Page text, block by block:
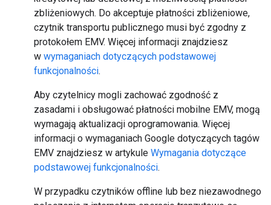
zbliżeniowych. Do akceptuje płatności zbliżeniowe,
czytnik transportu publicznego musi być zgodny z
protokołem EMV. Więcej informacji znajdziesz
w wymaganiach dotyczących podstawowej
funkcjonalności.
Aby czytelnicy mogli zachować zgodność z
zasadami i obsługować płatności mobilne EMV, mogą
wymagają aktualizacji oprogramowania. Więcej
informacji o wymaganiach Google dotyczących tagów
EMV znajdziesz w artykule Wymagania dotyczące
podstawowej funkcjonalności.
W przypadku czytników offline lub bez niezawodnego